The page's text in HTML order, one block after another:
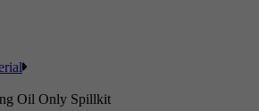
Oil Only Spillkit